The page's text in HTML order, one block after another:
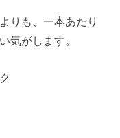
りも、一本あたり
気がします。